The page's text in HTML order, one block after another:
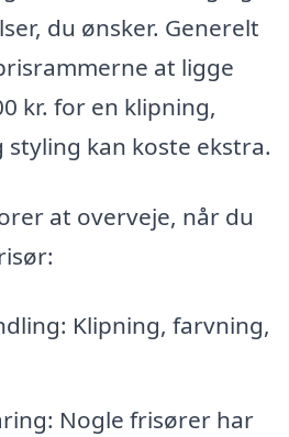
du ønsker. Generelt
at ligge
kr. for en klipning,
kan koste ekstra.
at overveje, når du
Klipning, farvning,
Nogle frisører har